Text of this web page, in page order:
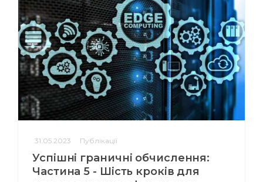
31.05.2023 Публікації
Успішні граничні обчислення:
Частина 5 - Шість кроків для